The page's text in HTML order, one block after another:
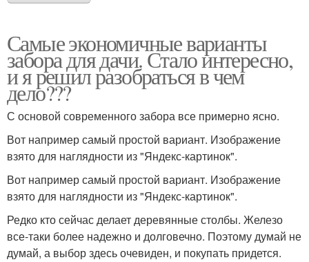
Самые экономичные варианты
забора для дачи. Стало интересно,
и я решил разобраться в чем
дело???
С основой современного забора все примерно ясно.
Вот например самый простой вариант. Изображение
взято для наглядности из "Яндекс-картинок".
Вот например самый простой вариант. Изображение
взято для наглядности из "Яндекс-картинок".
Редко кто сейчас делает деревянные столбы. Железо
все-таки более надежно и долговечно. Поэтому думай не
думай, а выбор здесь очевиден, и покупать придется.